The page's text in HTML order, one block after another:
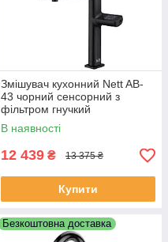
Змішувач кухонний Nett AB-
43 чорний сенсорний з
фільтром гнучкий
В наявності
12 439 ₴ 13 375 ₴
Купити
Безкоштовна доставка